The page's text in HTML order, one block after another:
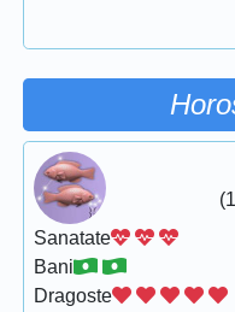
Sanatate
Bani
Dragoste